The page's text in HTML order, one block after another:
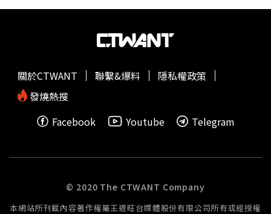
關於CTWANT 聯繫&爆料
隱私權政策
發燒熱搜
Facebook
Youtube Telegram
© 2020 The CTWANT Company
本網站所刊載內容著作權屬王道旺台媒體股份有限公司所有或經授權